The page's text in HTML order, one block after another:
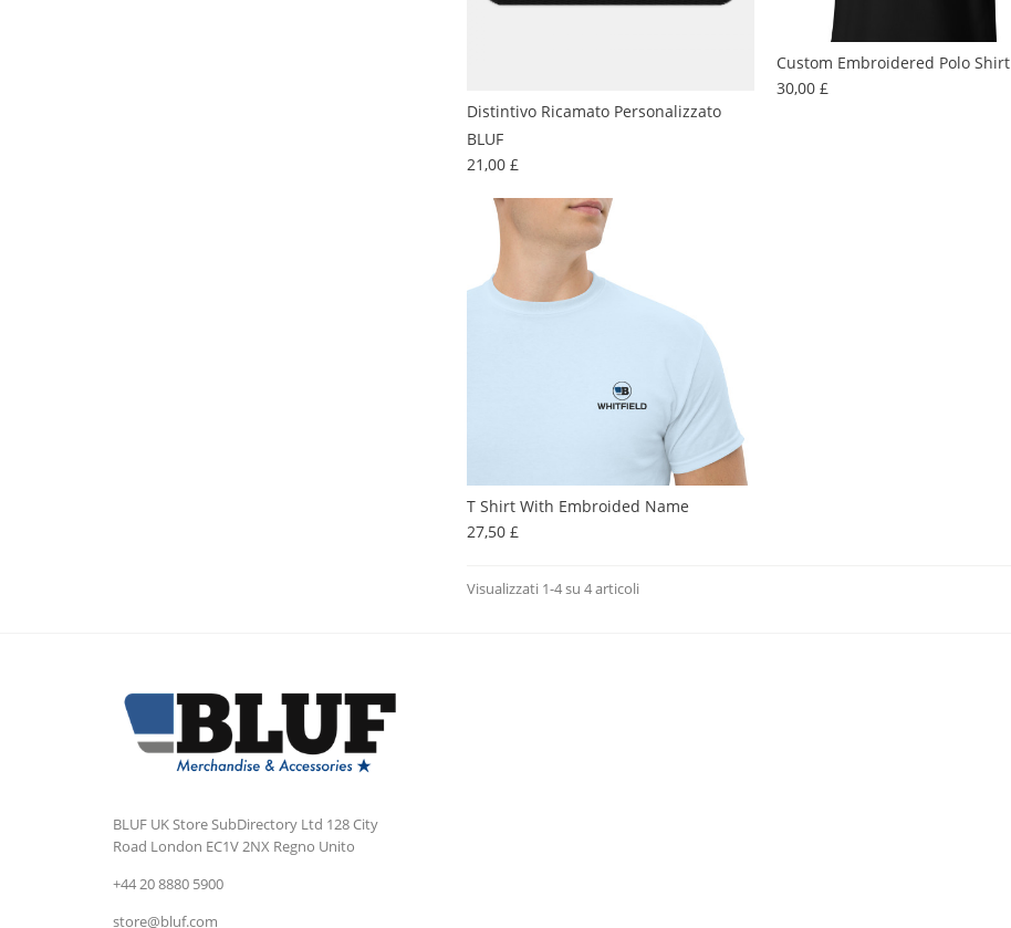
Distintivo Ricamato Personalizzato
BLUF
21,00 £Prezzo
Custom Embroidered Polo Shirt
30,00 £Prezzo
T Shirt With Embroided Name
27,50 £Prezzo
Visualizzati 1-4 su 4 articoli
BLUF UK Store SubDirectory Ltd 128 City
Road London EC1V 2NX Regno Unito
+44 20 8880 5900
store@bluf.com